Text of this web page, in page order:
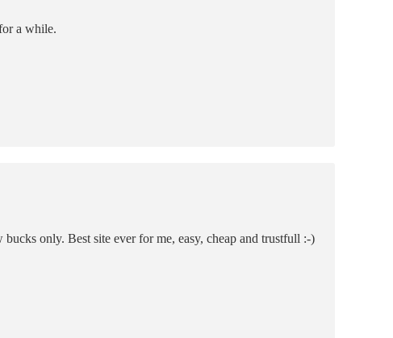
a while.
only. Best site ever for me, easy, cheap and trustfull :-)